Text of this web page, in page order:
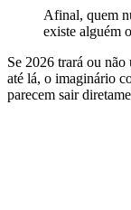
Afinal, quem
existe alguém
Se 2026 trará ou
até lá, o imaginário
parecem sair